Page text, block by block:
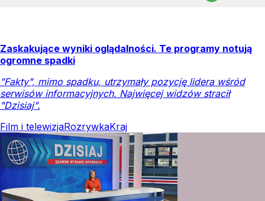
Zaskakujące wyniki oglądalności. Te programy notują
ogromne spadki
"Fakty", mimo spadku, utrzymały pozycję lidera wśród
serwisów informacyjnych. Najwięcej widzów stracił
"Dzisiaj".
Film i telewizjaRozrywkaKraj